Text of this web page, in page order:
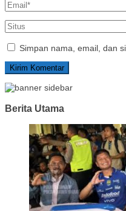
Simpan nama, email, dan
Berita Utama